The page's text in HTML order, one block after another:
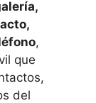
,
que
del